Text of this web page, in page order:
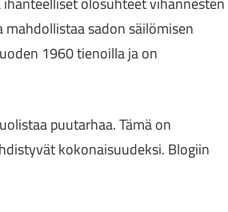
sadon säilömisen
1960 tienoilla ja on
puutarhaa. Tämä on
kokonaisuudeksi. Blogiin